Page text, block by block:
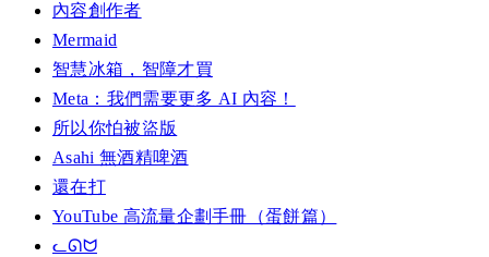
內容創作者
Mermaid
智慧冰箱，智障才買
Meta：我們需要更多 AI 內容！
所以你怕被盜版
Asahi 無酒精啤酒
還在打
YouTube 高流量企劃手冊（蛋餅篇）
ᓚᘏᗢ